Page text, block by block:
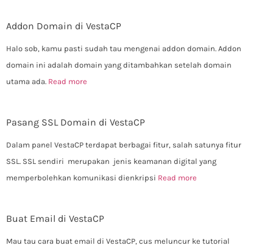
Addon Domain di VestaCP
Halo sob, kamu pasti sudah tau mengenai addon domain. Addon
domain ini adalah domain yang ditambahkan setelah domain
utama ada. Read more
Pasang SSL Domain di VestaCP
Dalam panel VestaCP terdapat berbagai fitur, salah satunya fitur
SSL. SSL sendiri merupakan jenis keamanan digital yang
memperbolehkan komunikasi dienkripsi Read more
Buat Email di VestaCP
Mau tau cara buat email di VestaCP, cus meluncur ke tutorial